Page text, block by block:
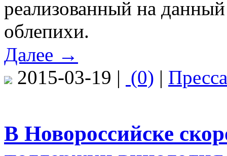
реализованный на
облепихи.
Далее →
2015-03-19 | (0) | Пресса
В Новороссийске